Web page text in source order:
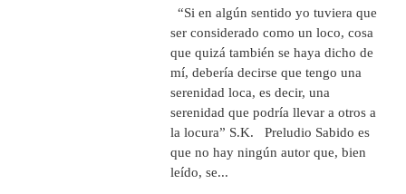
“Si en algún sentido yo tuviera que
ser considerado como un loco, cosa
que quizá también se haya dicho de
mí, debería decirse que tengo una
serenidad loca, es decir, una
serenidad que podría llevar a otros a
la locura” S.K. Preludio Sabido es
que no hay ningún autor que, bien
leído, se...